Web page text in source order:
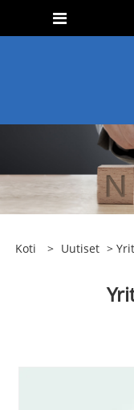
Koti > Uutiset >